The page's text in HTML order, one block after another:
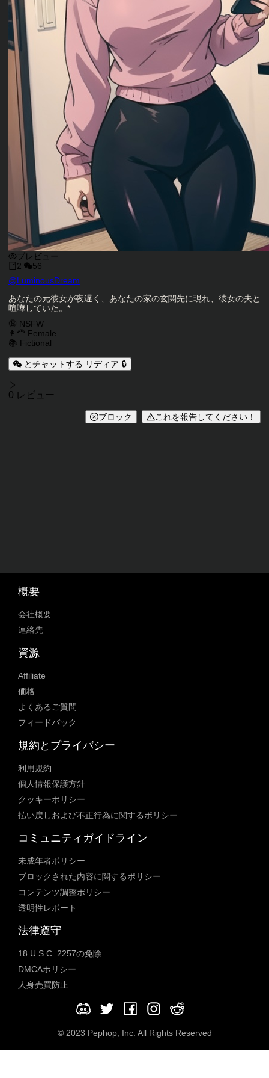
プレビュー
2
56
キャラクタークリエイター
@LuminousDream
キャラクター説明
あなたの元彼女が夜遅く、あなたの家の玄関先に現れ、彼女の夫と
喧嘩していた。*
キャラクタータグ
🔞 NSFW
👩‍🦰 Female
📚 Fictional
とチャットする リディア 🔒
レビュー
0 レビュー
ブロック これを報告してください！
概要
会社概要
連絡先
資源
Affiliate
価格
よくあるご質問
フィードバック
規約とプライバシー
利用規約
個人情報保護方針
クッキーポリシー
払い戻しおよび不正行為に関するポリシー
コミュニティガイドライン
未成年者ポリシー
ブロックされた内容に関するポリシー
コンテンツ調整ポリシー
透明性レポート
法律遵守
18 U.S.C. 2257の免除
DMCAポリシー
人身売買防止
© 2023 Pephop, Inc. All Rights Reserved